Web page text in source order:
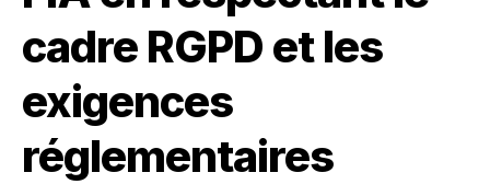
cadre RGPD et les
exigences
réglementaires